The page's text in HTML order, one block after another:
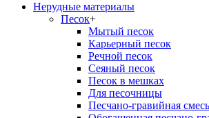
Нерудные материалы
Песок+
Мытый песок
Карьерный песок
Речной песок
Сеяный песок
Песок в мешках
Для песочницы
Песчано-гравийная смесь